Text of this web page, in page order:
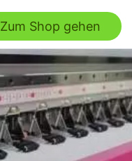
Zum Shop gehen